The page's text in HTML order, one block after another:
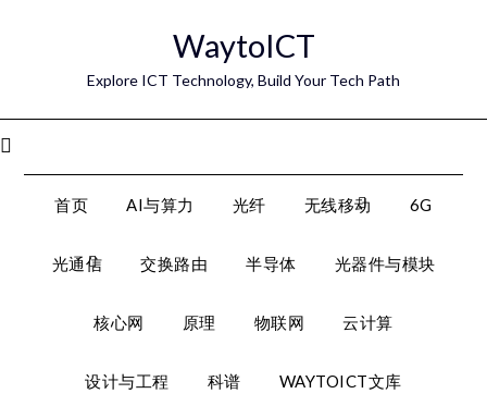
WaytoICT
Explore ICT Technology, Build Your Tech Path
首页 AI与算力 光纤 无线移动 6G
光通信 交换路由 半导体 光器件与模块
核心网 原理 物联网 云计算
设计与工程 科谱 WAYTOICT文库